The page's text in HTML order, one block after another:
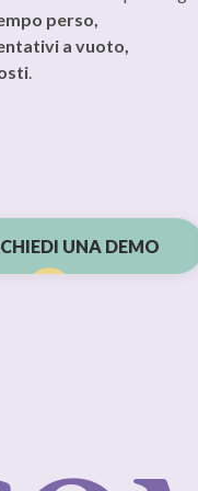
perso,
a vuoto,
.
UNA DEMO